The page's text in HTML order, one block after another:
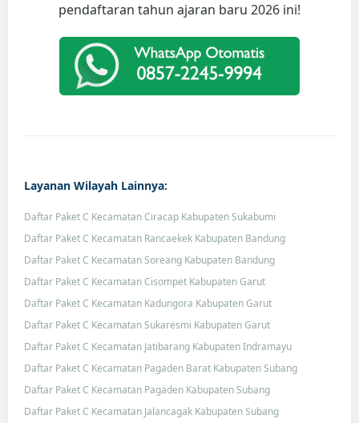
pendaftaran tahun ajaran baru 2026 ini!
Layanan Wilayah Lainnya:
Daftar Paket C Kecamatan Ciracap Kabupaten Sukabumi
Daftar Paket C Kecamatan Rancaekek Kabupaten Bandung
Daftar Paket C Kecamatan Soreang Kabupaten Bandung
Daftar Paket C Kecamatan Cisompet Kabupaten Garut
Daftar Paket C Kecamatan Kadungora Kabupaten Garut
Daftar Paket C Kecamatan Sukaresmi Kabupaten Garut
Daftar Paket C Kecamatan Jatibarang Kabupaten Indramayu
Daftar Paket C Kecamatan Pagaden Barat Kabupaten Subang
Daftar Paket C Kecamatan Pagaden Kabupaten Subang
Daftar Paket C Kecamatan Jalancagak Kabupaten Subang